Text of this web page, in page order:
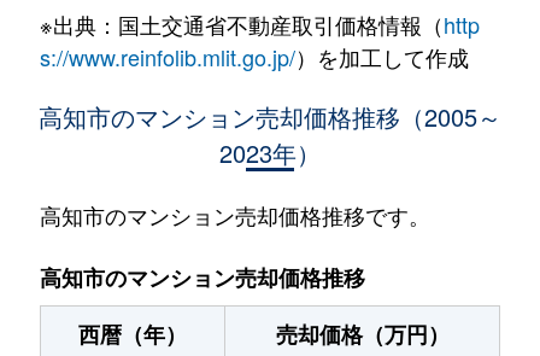
鴨部
1,300万円 旭(高知)
徒歩15
1,900万円
九反田
3,100万円 高知
九反田
1,600万円 高知
相模町
2,300万円 入明
※出典：国土交通省不動産取引価格情報（http
s://www.reinfolib.mlit.go.jp/）を加工して作成
高知市のマンション売却価格推移（2005～
2023年）
高知市のマンション売却価格推移です。
高知市のマンション売却価格推移
西暦（年）
売却価格（万円）